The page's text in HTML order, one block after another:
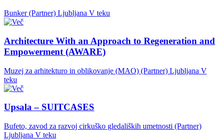
Bunker (Partner) Ljubljana V teku
Architecture With an Approach to Regeneration and
Empowerment (AWARE)
Muzej za arhitekturo in oblikovanje (MAO) (Partner) Ljubljana V
teku
Upsala – SUITCASES
Bufeto, zavod za razvoj cirkuško gledaliških umetnosti (Partner)
Ljubljana V teku